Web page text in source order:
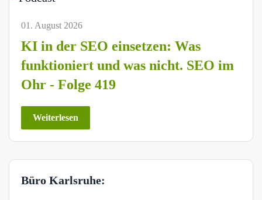
01. August 2026
KI in der SEO einsetzen: Was
funktioniert und was nicht. SEO im
Ohr - Folge 419
Weiterlesen
Büro Karlsruhe: